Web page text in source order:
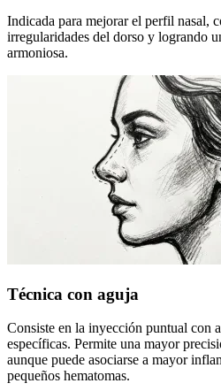
Indicada para mejorar el perfil nasal,
irregularidades del dorso y logrando
armoniosa.
Técnica con aguja
Consiste en la inyección puntual con
específicas. Permite una mayor
aunque puede asociarse a mayor
pequeños hematomas.